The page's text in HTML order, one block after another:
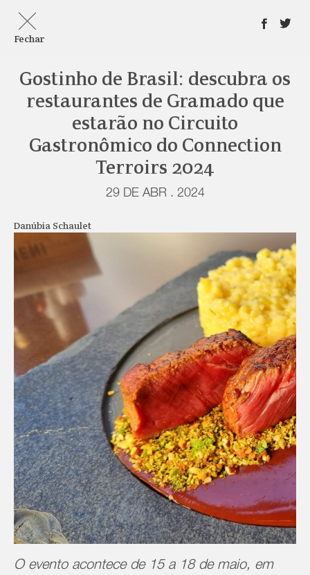
Fechar
Gostinho de Brasil: descubra os
restaurantes de Gramado que
estarão no Circuito
Gastronômico do Connection
Terroirs 2024
29 DE ABR . 2024
Danúbia Schaulet
O evento acontece de 15 a 18 de maio, em